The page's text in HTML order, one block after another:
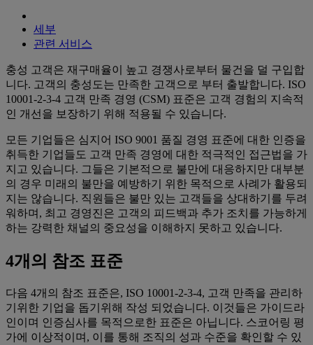
세부
관련 서비스
충성 고객은 재구매율이 높고 경쟁사로부터 물건을 덜 구입합
니다. 고객의 충성도는 만족한 고객으로 부터 출발합니다. ISO
10001-2-3-4 고객 만족 경영 (CSM) 표준은 고객 경험의 지속적
인 개선을 보장하기 위해 적용될 수 있습니다.
모든 기업들은 심지어 ISO 9001 품질 경영 표준에 대한 인증을
취득한 기업들도 고객 만족 경영에 대한 적극적인 접근법을 가
지고 있습니다. 그들은 기본적으로 불만에 대응하지만 대부분
의 경우 미래의 불만을 예방하기 위한 목적으로 사례가 활용되
지는 않습니다. 직원들은 불만 있는 고객들을 상대하기를 두려
워하며, 최고 경영진은 고객의 피드백과 추가 조치를 가능하게
하는 강력한 채널의 중요성을 이해하지 못하고 있습니다.
4개의 참조 표준
다음 4개의 참조 표준은, ISO 10001-2-3-4, 고객 만족을 관리하
기위한 기업을 돕기위해 작성 되었습니다. 이것들은 가이드라
인이며 인증심사를 목적으로한 표준은 아닙니다. 스코어링 평
가에 이상적이며, 이를 통해 조직의 성과 수준을 확인할 수 있